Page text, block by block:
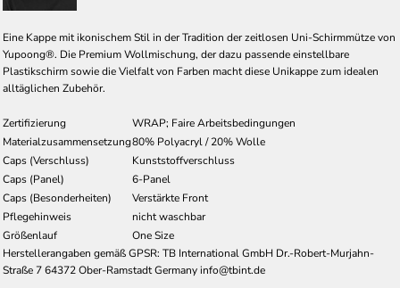
Eine Kappe mit ikonischem Stil in der Tradition der zeitlosen Uni-Schirmmütze von
Yupoong®. Die Premium Wollmischung, der dazu passende einstellbare
Plastikschirm sowie die Vielfalt von Farben macht diese Unikappe zum idealen
alltäglichen Zubehör.
Zertifizierung
WRAP; Faire Arbeitsbedingungen
Materialzusammensetzung80% Polyacryl / 20% Wolle
Caps (Verschluss)
Kunststoffverschluss
Caps (Panel)
6-Panel
Caps (Besonderheiten)
Verstärkte Front
Pflegehinweis
nicht waschbar
Größenlauf
One Size
Herstellerangaben gemäß GPSR: TB International GmbH Dr.-Robert-Murjahn-
Straße 7 64372 Ober-Ramstadt Germany info@tbint.de